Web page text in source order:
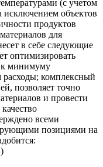
(с учетом
исключением объектов
продуктов
для
в себе следующие
оптимизировать
к минимуму
расходы; комплексный
позволяет точно
и провести
всеми
позициями на